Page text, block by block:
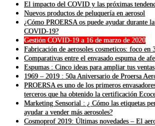
El impacto del COVID y las próximas
Nuevos productos de peluquería en aerosol
¿Cómo PROERSA os puede ayudar durante
COVID-19?
Gestión COVID-19 a 16 de marzo de 2020
Fabricación de aerosoles cosmeticos: foco en
Comparativas entre el envasado espuma de
Espumas : Cinco ideas para ampliar tus ventas
1969 – 2019 : 50a Aniversario de Proersa
PROERSA es uno de los primeros
terceros que ha obtenido la certificación
Marketing Sensorial : ¿ Cómo las etiquetas
ayudar a vender más aerosoles?
Cosmoprof 2019: Últimas novedades – El